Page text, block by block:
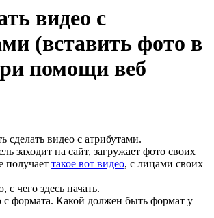
видео с
(вставить фото в
помощи веб
сделать видео с атрибутами.
заходит на сайт, загружает фото своих
получает такое вот видео, с лицами своих
чего здесь начать.
с формата. Какой должен быть формат у